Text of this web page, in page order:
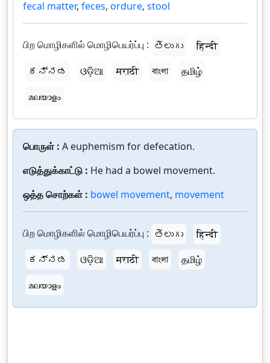
fecal matter, feces, ordure, stool
பிற மொழிகளில் மொழிபெயர்ப்பு : తెలుగు
हिन्दी
ಕನ್ನಡ
ଓଡ଼ିଆ मराठी বাংলা
தமிழ்
മലയാളം
பொருள் : A euphemism for defecation.
எடுத்துக்காட்டு : He had a bowel movement.
ஒத்த சொற்கள் : bowel movement, movement
பிற மொழிகளில் மொழிபெயர்ப்பு : తెలుగు
हिन्दी
ಕನ್ನಡ
ଓଡ଼ିଆ मराठी বাংলা
தமிழ்
മലയാളം